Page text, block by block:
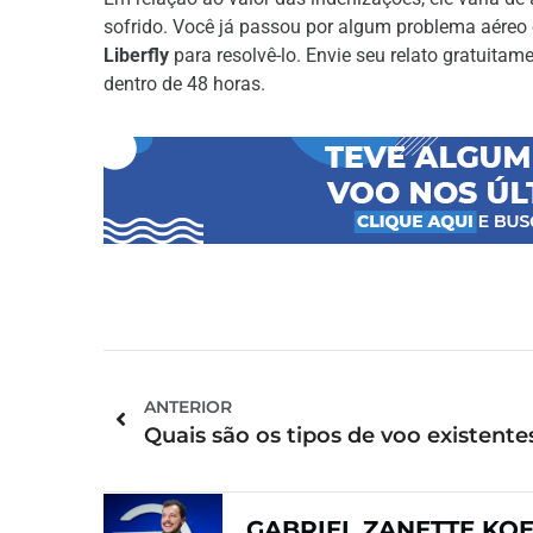
sofrido. Você já passou por algum problema
Liberfly para resolvê-lo. Envie seu relato
dentro de 48 horas.
ANTERIOR